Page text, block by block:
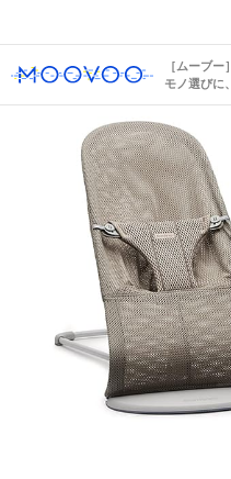
［ムーブー］
モノ選びに